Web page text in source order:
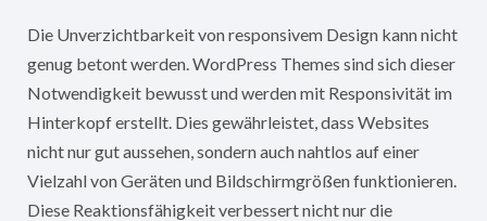
Die Unverzichtbarkeit von responsivem Design kann nicht
genug betont werden. WordPress Themes sind sich dieser
Notwendigkeit bewusst und werden mit Responsivität im
Hinterkopf erstellt. Dies gewährleistet, dass Websites
nicht nur gut aussehen, sondern auch nahtlos auf einer
Vielzahl von Geräten und Bildschirmgrößen funktionieren.
Diese Reaktionsfähigkeit verbessert nicht nur die